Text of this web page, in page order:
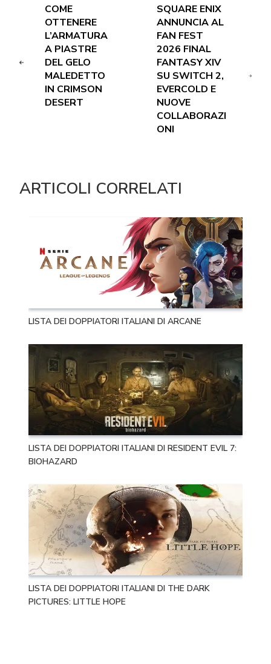
COME
OTTENERE
L’ARMATURA
A PIASTRE
DEL GELO
MALEDETTO
IN CRIMSON
DESERT
SQUARE ENIX
ANNUNCIA AL
FAN FEST
2026 FINAL
FANTASY XIV
SU SWITCH 2,
EVERCOLD E
NUOVE
COLLABORAZI
ONI
ARTICOLI CORRELATI
LISTA DEI DOPPIATORI ITALIANI DI ARCANE
LISTA DEI DOPPIATORI ITALIANI DI RESIDENT EVIL 7:
BIOHAZARD
LISTA DEI DOPPIATORI ITALIANI DI THE DARK
PICTURES: LITTLE HOPE